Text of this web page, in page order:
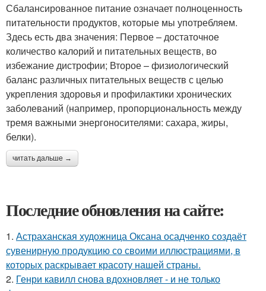
Сбалансированное питание означает полноценность
питательности продуктов, которые мы употребляем.
Здесь есть два значения: Первое – достаточное
количество калорий и питательных веществ, во
избежание дистрофии; Второе – физиологический
баланс различных питательных веществ с целью
укрепления здоровья и профилактики хронических
заболеваний (например, пропорциональность между
тремя важными энергоносителями: сахара, жиры,
белки).
читать дальше →
Последние обновления на сайте:
1. Астраханская художница Оксана осадченко создаёт
сувенирную продукцию со своими иллюстрациями, в
которых раскрывает красоту нашей страны.
2. Генри кавилл снова вдохновляет - и не только